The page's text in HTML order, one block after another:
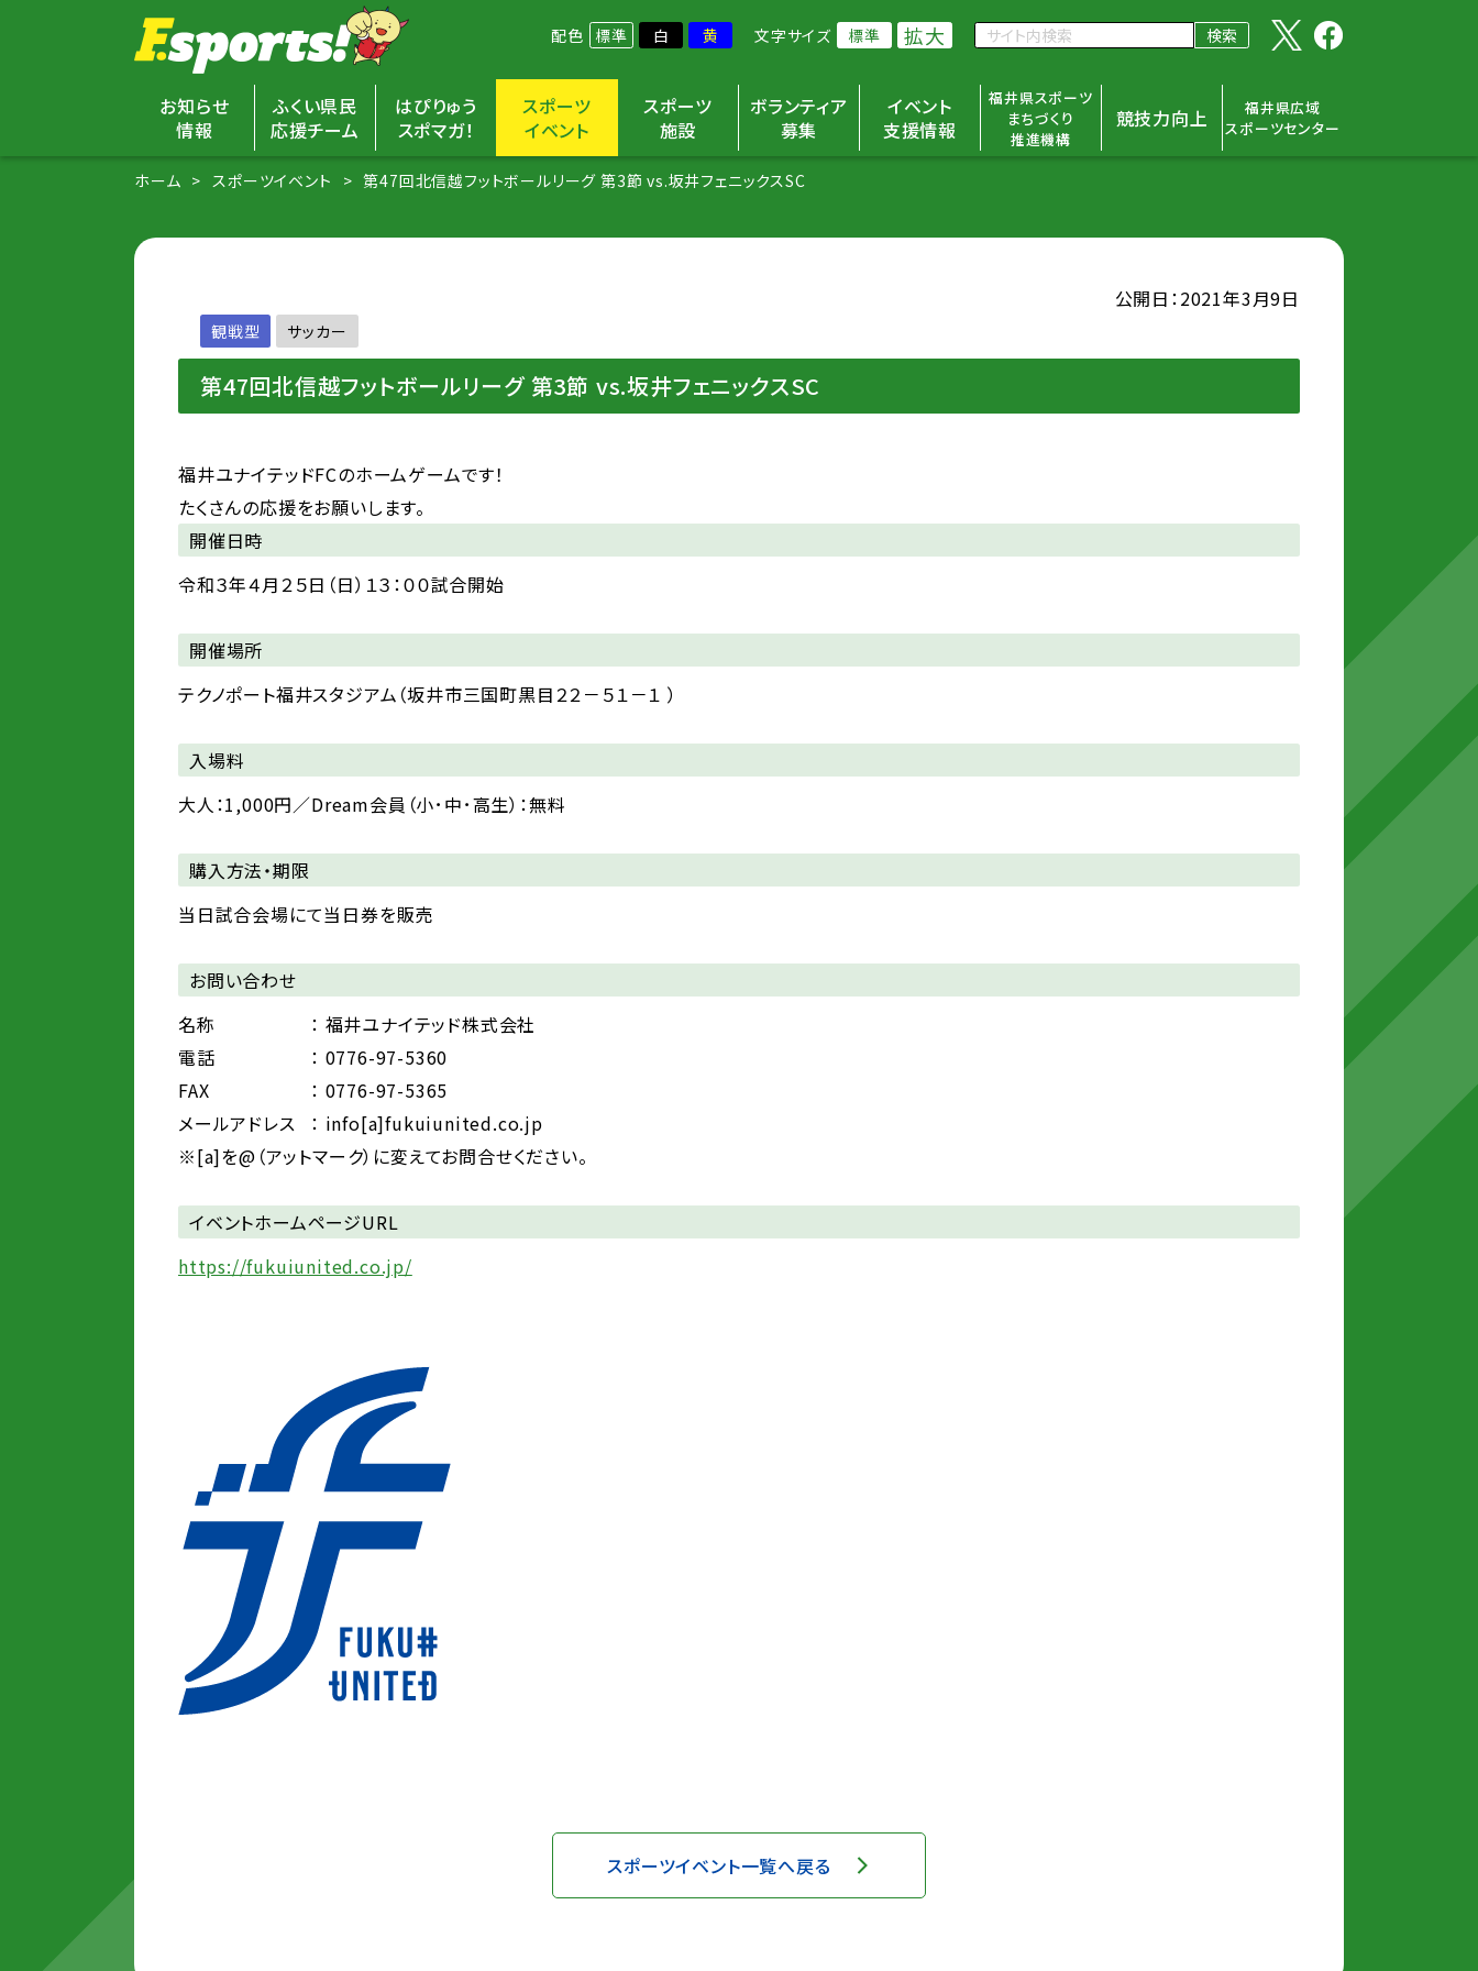
配色 標準 白 黄 文字サイズ 標準 拡大
お知らせ
情報
ふくい県民
応援チーム
はぴりゅう
スポマガ！
スポーツ
イベント
スポーツ
施設
ボランティア
募集
イベント
支援情報
福井県スポーツ
まちづくり
推進機構
競技力向上
福井県広域
スポーツセンター
ホーム スポーツイベント 第47回北信越フットボールリーグ 第3節 vs.坂井フェニックスSC
公開日：2021年3月9日
観戦型 サッカー
第47回北信越フットボールリーグ 第3節 vs.坂井フェニックスSC
福井ユナイテッドFCのホームゲームです！
たくさんの応援をお願いします。
開催日時
令和３年４月２５日（日）１３：００試合開始
開催場所
テクノポート福井スタジアム（坂井市三国町黒目２２－５１－１ ）
入場料
大人：1,000円／Dream会員（小･中･高生）：無料
購入方法・期限
当日試合会場にて当日券を販売
お問い合わせ
名称
： 福井ユナイテッド株式会社
電話
： 0776-97-5360
FAX
： 0776-97-5365
メールアドレス
： info[a]fukuiunited.co.jp
※[a]を@（アットマーク）に変えてお問合せください。
イベントホームページURL
https://fukuiunited.co.jp/
スポーツイベント一覧へ戻る